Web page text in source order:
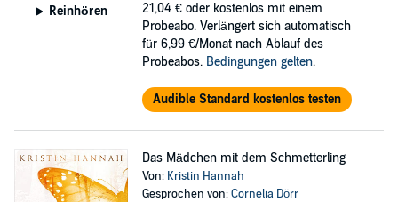
Reinhören 21,04 € oder kostenlos mit einem
Probeabo. Verlängert sich automatisch
für 6,99 €/Monat nach Ablauf des
Probeabos. Bedingungen gelten.
Audible Standard kostenlos testen
Das Mädchen mit dem Schmetterling
Von: Kristin Hannah
Gesprochen von:Cornelia Dörr